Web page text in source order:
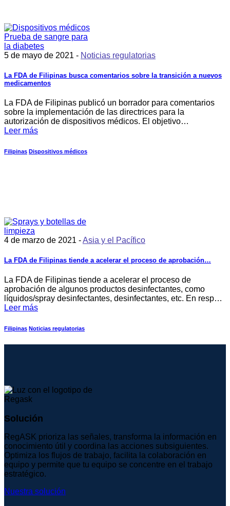
5 de mayo de 2021 - Noticias regulatorias
La FDA de Filipinas busca comentarios sobre la transición a nuevos
medicamentos
La FDA de Filipinas publicó un borrador para comentarios
sobre la implementación de las directrices para la
autorización de dispositivos médicos. El objetivo…
Leer más
Filipinas Dispositivos médicos
4 de marzo de 2021 -Asia y el Pacífico
La FDA de Filipinas tiende a acelerar el proceso de aprobación…
La FDA de Filipinas tiende a acelerar el proceso de
aprobación de algunos productos desinfectantes, como
líquidos/spray desinfectantes, desinfectantes, etc. En resp…
Leer más
Filipinas Noticias regulatorias
Solución
RegASK prioriza las señales, transforma la información en
conocimiento útil y coordina las acciones subsiguientes.
Optimiza los flujos de trabajo, facilita la colaboración en
equipo y permite que tu equipo se concentre en el trabajo
estratégico.
Nuestra solución